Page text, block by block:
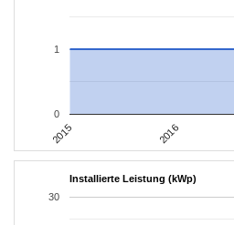
2015 2016
0
1
Installierte Leistung (kWp)
30